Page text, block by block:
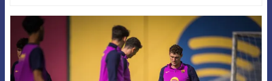
FCB Barcelona badge